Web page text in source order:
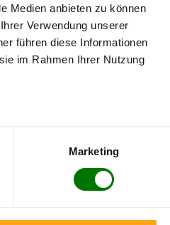
Medien anbieten zu können
Verwendung unserer
führen diese Informationen
im Rahmen Ihrer Nutzung
Marketing